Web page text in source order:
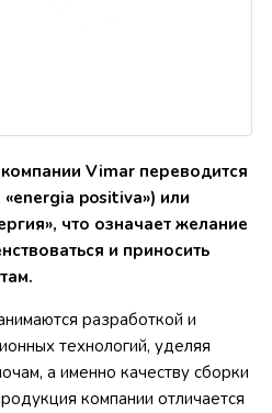
Vimar переводится
«energia positiva») или
что означает желание
и приносить
разработкой и
технологий, уделяя
а именно качеству сборки
компании отличается